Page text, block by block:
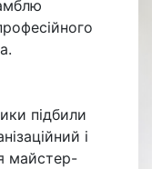
підбили
і
майстер-